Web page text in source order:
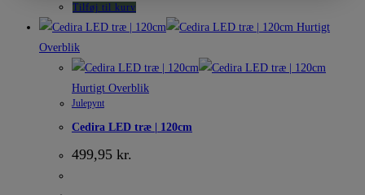
Tilføj til kurv
Hurtigt
Overblik
Hurtigt Overblik
Julepynt
Cedira LED træ | 120cm
499,95 kr.